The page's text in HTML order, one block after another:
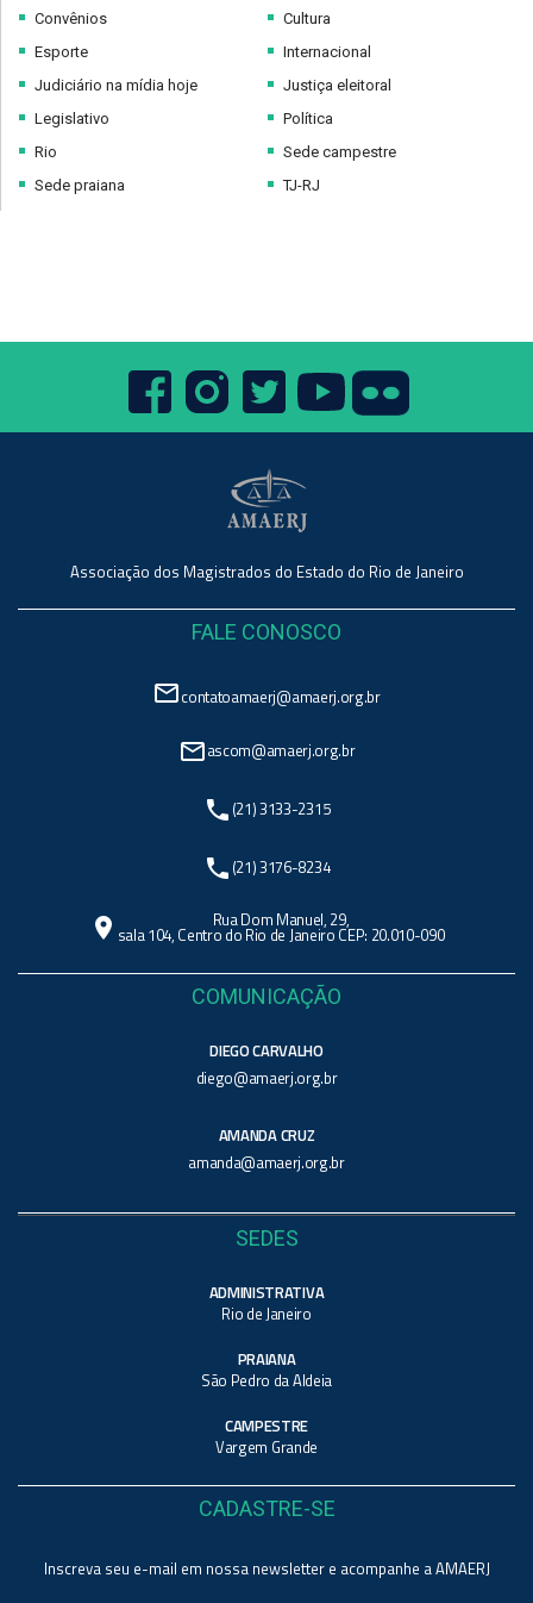
Convênios
Esporte
Judiciário na mídia hoje
Legislativo
Rio
Sede praiana
Cultura
Internacional
Justiça eleitoral
Política
Sede campestre
TJ-RJ
Associação dos Magistrados do Estado do Rio de Janeiro
FALE CONOSCO
mail_outlinecontatoamaerj@amaerj.org.br
mail_outlineascom@amaerj.org.br
phone (21) 3133-2315
phone (21) 3176-8234
location_on Rua Dom Manuel, 29,
sala 104, Centro do Rio de Janeiro CEP: 20.010-090
COMUNICAÇÃO
DIEGO CARVALHO
diego@amaerj.org.br
AMANDA CRUZ
amanda@amaerj.org.br
SEDES
ADMINISTRATIVA
Rio de Janeiro
PRAIANA
São Pedro da Aldeia
CAMPESTRE
Vargem Grande
CADASTRE-SE
Inscreva seu e-mail em nossa newsletter e acompanhe a AMAERJ